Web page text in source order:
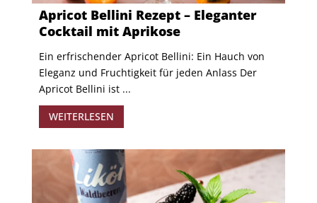
Apricot Bellini Rezept – Eleganter
Cocktail mit Aprikose
Ein erfrischender Apricot Bellini: Ein Hauch von
Eleganz und Fruchtigkeit für jeden Anlass Der
Apricot Bellini ist ...
WEITERLESEN